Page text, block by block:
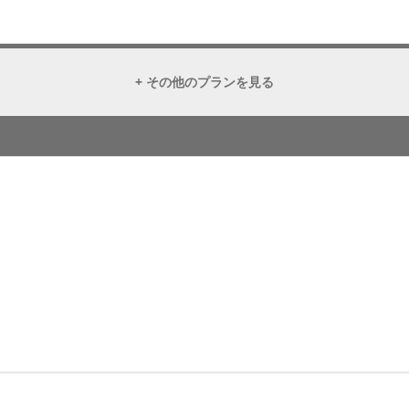
+ その他のプランを見る